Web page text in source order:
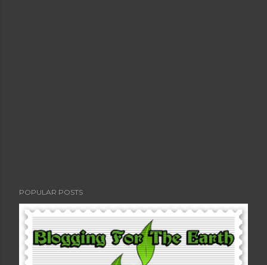
POPULAR POSTS